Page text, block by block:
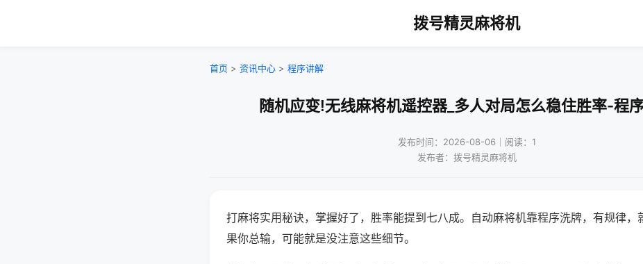
拨号精灵麻将机
首页 > 资讯中心 > 程序讲解
随机应变!无线麻将机遥控器_多人对局怎么稳住胜率-程
发布时间：2026-08-06｜阅读：1
发布者：拨号精灵麻将机
打麻将实用秘诀，掌握好了，胜率能提到七八成。自动麻将机靠程序洗牌，有规律，
果你总输，可能就是没注意这些细节。